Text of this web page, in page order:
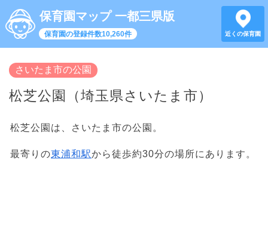
保育園マップ 一都三県版
保育園の登録件数10,260件 近くの保育園
さいたま市の公園
松芝公園（埼玉県さいたま市）
松芝公園は、さいたま市の公園。
最寄りの東浦和駅から徒歩約30分の場所にあります。